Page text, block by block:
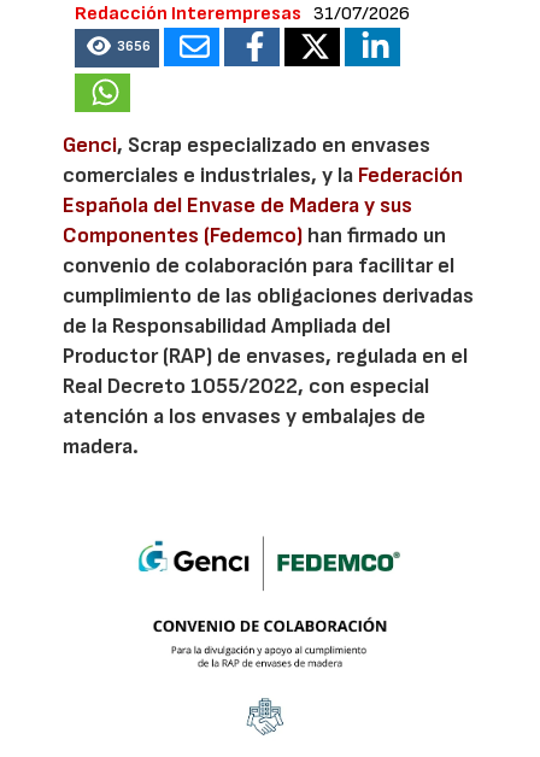
Redacción Interempresas 31/07/2026
3656
Genci, Scrap especializado en envases
comerciales e industriales, y la Federación
Española del Envase de Madera y sus
Componentes (Fedemco) han firmado un
convenio de colaboración para facilitar el
cumplimiento de las obligaciones derivadas
de la Responsabilidad Ampliada del
Productor (RAP) de envases, regulada en el
Real Decreto 1055/2022, con especial
atención a los envases y embalajes de
madera.